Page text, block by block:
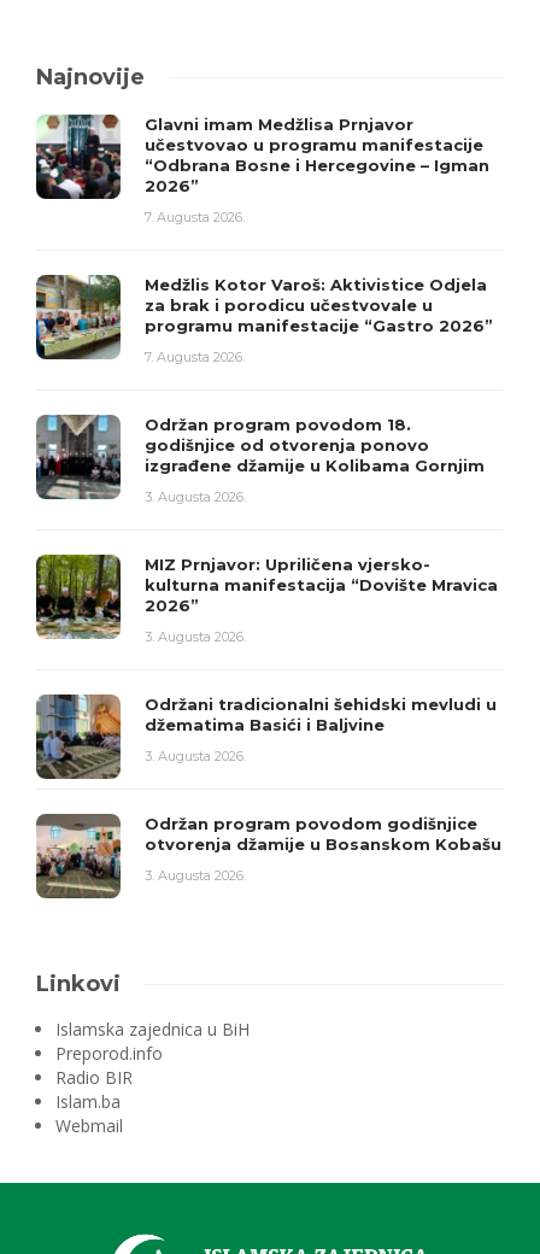
Najnovije
Glavni imam Medžlisa Prnjavor
učestvovao u programu manifestacije
“Odbrana Bosne i Hercegovine – Igman
2026”
7. Augusta 2026.
Medžlis Kotor Varoš: Aktivistice Odjela
za brak i porodicu učestvovale u
programu manifestacije “Gastro 2026”
7. Augusta 2026.
Održan program povodom 18.
godišnjice od otvorenja ponovo
izgrađene džamije u Kolibama Gornjim
3. Augusta 2026.
MIZ Prnjavor: Upriličena vjersko-
kulturna manifestacija “Dovište Mravica
2026”
3. Augusta 2026.
Održani tradicionalni šehidski mevludi u
džematima Basići i Baljvine
3. Augusta 2026.
Održan program povodom godišnjice
otvorenja džamije u Bosanskom Kobašu
3. Augusta 2026.
Linkovi
Islamska zajednica u BiH
Preporod.info
Radio BIR
Islam.ba
Webmail